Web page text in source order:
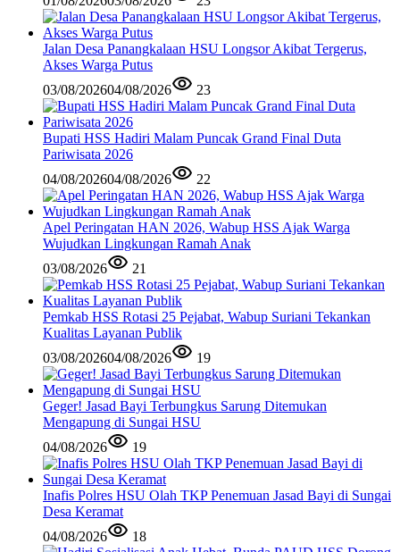
Jalan Desa Panangkalaan HSU Longsor Akibat Tergerus,
Akses Warga Putus
03/08/202604/08/2026 23
Bupati HSS Hadiri Malam Puncak Grand Final Duta
Pariwisata 2026
04/08/202604/08/2026 22
Apel Peringatan HAN 2026, Wabup HSS Ajak Warga
Wujudkan Lingkungan Ramah Anak
03/08/2026
21
Pemkab HSS Rotasi 25 Pejabat, Wabup Suriani Tekankan
Kualitas Layanan Publik
03/08/202604/08/2026 19
Geger! Jasad Bayi Terbungkus Sarung Ditemukan
Mengapung di Sungai HSU
04/08/2026
19
Inafis Polres HSU Olah TKP Penemuan Jasad Bayi di Sungai
Desa Keramat
04/08/2026
18